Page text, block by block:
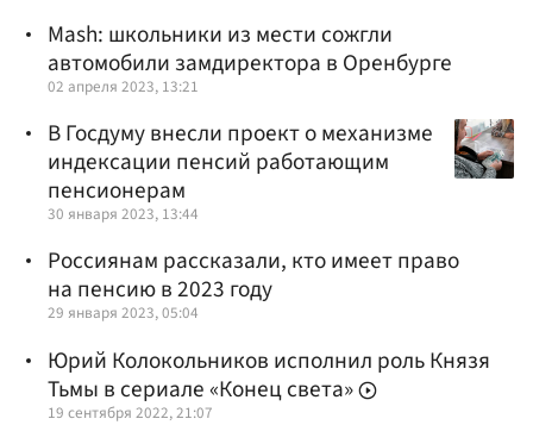
Mash: школьники из мести сожгли
автомобили замдиректора в Оренбурге
02 апреля 2023, 13:21
В Госдуму внесли проект о механизме
индексации пенсий работающим
пенсионерам
30 января 2023, 13:44
Россиянам рассказали, кто имеет право
на пенсию в 2023 году
29 января 2023, 05:04
Юрий Колокольников исполнил роль Князя
Тьмы в сериале «Конец света»
19 сентября 2022, 21:07